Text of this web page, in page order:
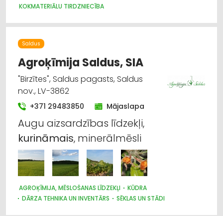
KOKMATERIĀLU TIRDZNIECĪBA
Saldus
Agroķīmija Saldus, SIA
"Birzītes", Saldus pagasts, Saldus
nov., LV-3862
+371 29483850 Mājaslapa
Augu aizsardzības līdzekļi,
kurināmais, minerālmēsli
AGROĶĪMIJA, MĒSLOŠANAS LĪDZEKĻI
KŪDRA
DĀRZA TEHNIKA UN INVENTĀRS
SĒKLAS UN STĀDI